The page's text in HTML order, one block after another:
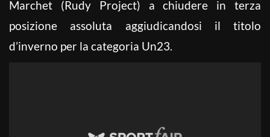
Marchet (Rudy Project) a chiudere in terza
posizione assoluta aggiudicandosi il titolo
d’inverno per la categoria Un23.